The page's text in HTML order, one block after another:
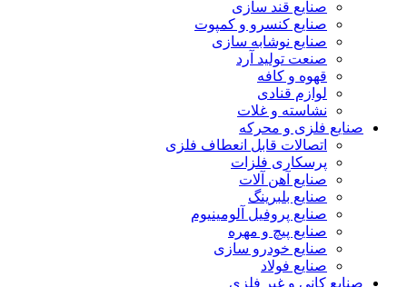
صنایع قند سازی
صنایع کنسرو و کمپوت
صنایع نوشابه سازی
صنعت تولید آرد
قهوه و کافه
لوازم قنادی
نشاسته و غلات
صنایع فلزی و محرکه
اتصالات قابل انعطاف فلزی
پرسکاری فلزات
صنایع آهن آلات
صنایع بلبرینگ
صنایع پروفیل آلومینیوم
صنایع پیچ و مهره
صنایع خودرو سازی
صنایع فولاد
صنایع کانی و غیر فلزی